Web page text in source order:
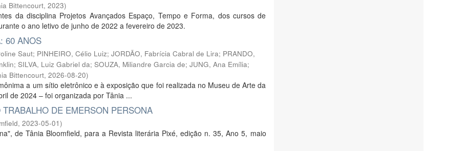
Bittencourt, 2023)
da disciplina Projetos Avançados Espaço, Tempo e Forma, dos cursos de
o ano letivo de junho de 2022 a fevereiro de 2023.
60 ANOS
Saut; PINHEIRO, Célio Luiz; JORDÃO, Fabrícia Cabral de Lira; PRANDO,
; SILVA, Luiz Gabriel da; SOUZA, Miliandre Garcia de; JUNG, Ana Emília;
Bittencourt, 2026-08-20)
a um sítio eletrônico e à exposição que foi realizada no Museu de Arte da
de 2024 – foi organizada por Tânia ...
DE EMERSON PERSONA
, 2023-05-01)
de Tânia Bloomfield, para a Revista literária Pixé, edição n. 35, Ano 5, maio